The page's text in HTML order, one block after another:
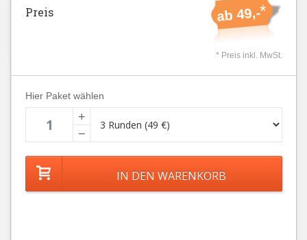
ab 49,-*
Preis
* Preis inkl. MwSt.
Hier Paket wählen
+
−